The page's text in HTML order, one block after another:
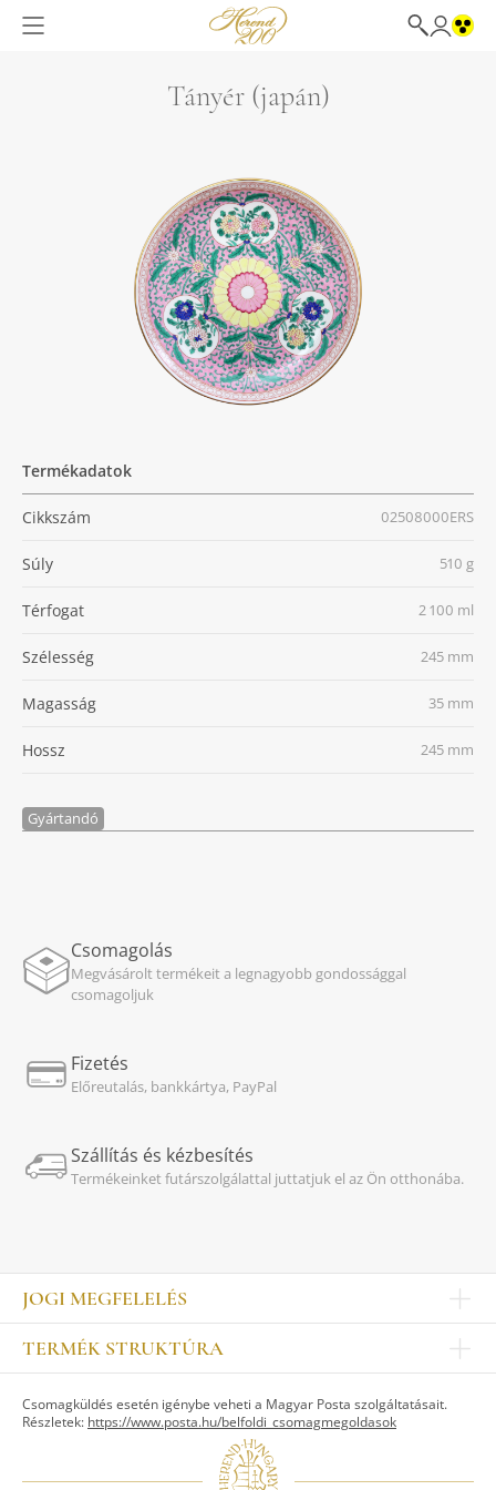
Tányér (japán)
Termékadatok
Cikkszám 02508000ERS
Súly 510 g
Térfogat 2 100 ml
Szélesség 245 mm
Magasság 35 mm
Hossz 245 mm
Gyártandó
Csomagolás
Megvásárolt termékeit a legnagyobb gondossággal
csomagoljuk
Fizetés
Előreutalás, bankkártya, PayPal
Szállítás és kézbesítés
Termékeinket futárszolgálattal juttatjuk el az Ön otthonába.
JOGI MEGFELELÉS
Impresszum
Kapcsolat
Jogi nyilatkozat
TERMÉK STRUKTÚRA
ASZTALKULTÚRA
Csomagküldés esetén igénybe veheti a Magyar Posta szolgáltatásait.
Részletek: https://www.posta.hu/belfoldi_csomagmegoldasok